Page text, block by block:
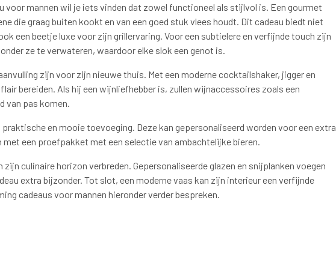
voor mannen wil je iets vinden dat zowel functioneel als stijlvol is. Een gourmet
die graag buiten kookt en van een goed stuk vlees houdt. Dit cadeau biedt niet
een beetje luxe voor zijn grillervaring. Voor een subtielere en verfijnde touch zijn
ze te verwateren, waardoor elke slok een genot is.
zijn voor zijn nieuwe thuis. Met een moderne cocktailshaker, jigger en
bereiden. Als hij een wijnliefhebber is, zullen wijnaccessoires zoals een
van pas komen.
en mooie toevoeging. Deze kan gepersonaliseerd worden voor een extra
een proefpakket met een selectie van ambachtelijke bieren.
culinaire horizon verbreden. Gepersonaliseerde glazen en snijplanken voegen
extra bijzonder. Tot slot, een moderne vaas kan zijn interieur een verfijnde
cadeaus voor mannen hieronder verder bespreken.